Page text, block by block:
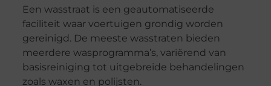
Een wasstraat is een geautomatiseerde
faciliteit waar voertuigen grondig worden
gereinigd. De meeste wasstraten bieden
meerdere wasprogramma’s, variërend van
basisreiniging tot uitgebreide behandelingen
zoals waxen en polijsten.